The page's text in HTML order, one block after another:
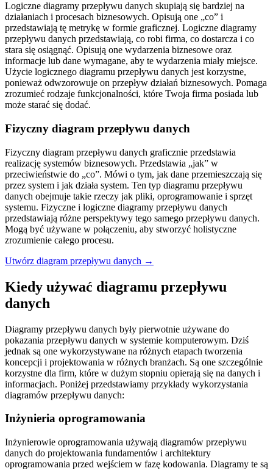
Logiczne diagramy przepływu danych skupiają się bardziej na
działaniach i procesach biznesowych. Opisują one „co” i
przedstawiają tę metrykę w formie graficznej. Logiczne diagramy
przepływu danych przedstawiają, co robi firma, co dostarcza i co
stara się osiągnąć. Opisują one wydarzenia biznesowe oraz
informacje lub dane wymagane, aby te wydarzenia miały miejsce.
Użycie logicznego diagramu przepływu danych jest korzystne,
ponieważ odwzorowuje on przepływ działań biznesowych. Pomaga
zrozumieć rodzaje funkcjonalności, które Twoja firma posiada lub
może starać się dodać.
Fizyczny diagram przepływu danych
Fizyczny diagram przepływu danych graficznie przedstawia
realizację systemów biznesowych. Przedstawia „jak” w
przeciwieństwie do „co”. Mówi o tym, jak dane przemieszczają się
przez system i jak działa system. Ten typ diagramu przepływu
danych obejmuje takie rzeczy jak pliki, oprogramowanie i sprzęt
systemu. Fizyczne i logiczne diagramy przepływu danych
przedstawiają różne perspektywy tego samego przepływu danych.
Mogą być używane w połączeniu, aby stworzyć holistyczne
zrozumienie całego procesu.
Utwórz diagram przepływu danych →
Kiedy używać diagramu przepływu
danych
Diagramy przepływu danych były pierwotnie używane do
pokazania przepływu danych w systemie komputerowym. Dziś
jednak są one wykorzystywane na różnych etapach tworzenia
koncepcji i projektowania w różnych branżach. Są one szczególnie
korzystne dla firm, które w dużym stopniu opierają się na danych i
informacjach. Poniżej przedstawiamy przykłady wykorzystania
diagramów przepływu danych:
Inżynieria oprogramowania
Inżynierowie oprogramowania używają diagramów przepływu
danych do projektowania fundamentów i architektury
oprogramowania przed wejściem w fazę kodowania. Diagramy te są